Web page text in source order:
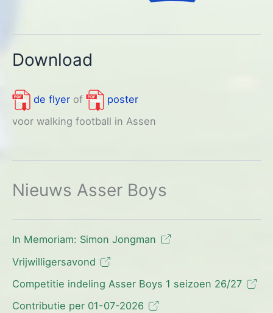
Download
de flyer of
poster
voor walking football in Assen
Nieuws Asser Boys
In Memoriam: Simon Jongman
Vrijwilligersavond
Competitie indeling Asser Boys 1 seizoen 26/27
Contributie per 01-07-2026